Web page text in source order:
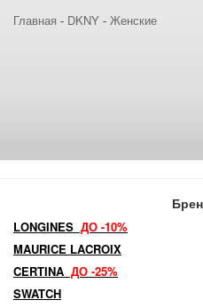
Главная - DKNY - Женские
LONGINES ДО -10%
MAURICE LACROIX
CERTINA ДО -25%
SWATCH